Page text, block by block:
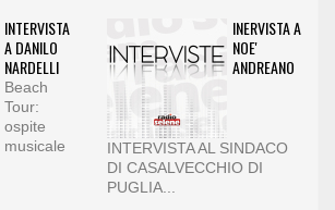
INTERVISTA
A DANILO
NARDELLI
Beach
Tour:
ospite
musicale
INERVISTA A
NOE'
ANDREANO
INTERVISTA AL SINDACO
DI CASALVECCHIO DI
PUGLIA...